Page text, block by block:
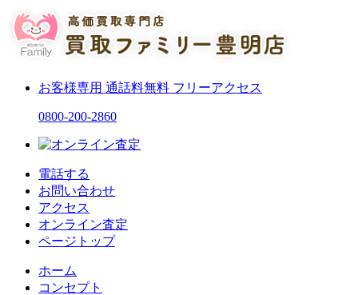
お客様専用 通話料無料 フリーアクセス
0800-200-2860
電話する
お問い合わせ
アクセス
オンライン査定
ページトップ
ホーム
コンセプト